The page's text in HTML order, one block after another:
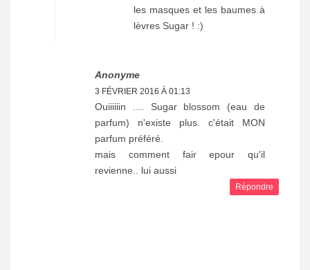
les masques et les baumes à
lèvres Sugar ! :)
Anonyme
3 FÉVRIER 2016 À 01:13
Ouiiiiiin .... Sugar blossom (eau de
parfum) n'existe plus. c'était MON
parfum préféré.
mais comment fair epour qu'il
revienne.. lui aussi
Répondre